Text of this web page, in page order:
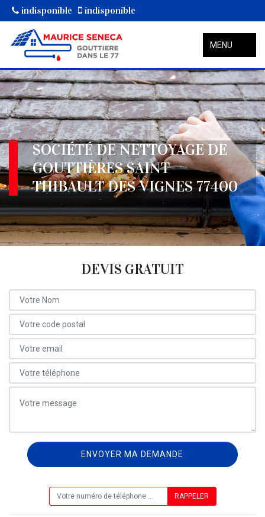
indisponible indisponible
MENU
SOCIÉTÉ DE NETTOYAGE DE
GOUTTIÈRES SAINT
THIBAULT DES VIGNES 77400
DEVIS GRATUIT